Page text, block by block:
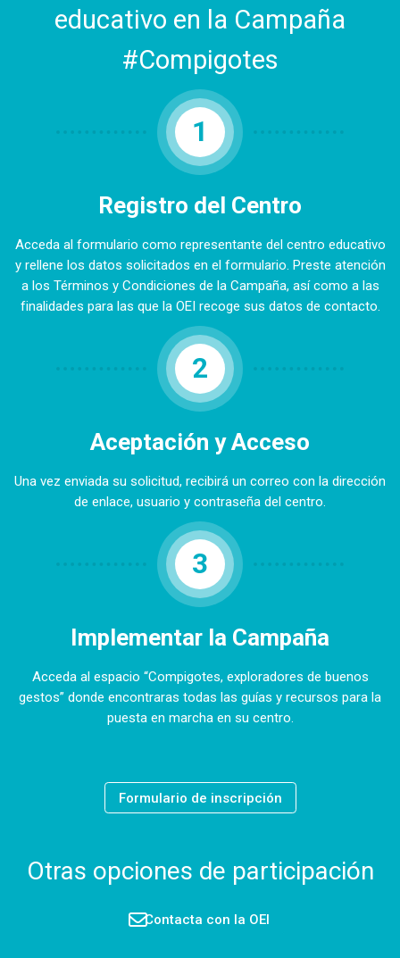
educativo en la Campaña
#Compigotes
1
Registro del Centro
Acceda al formulario como representante del centro educativo
y rellene los datos solicitados en el formulario. Preste atención
a los Términos y Condiciones de la Campaña, así como a las
finalidades para las que la OEI recoge sus datos de contacto.
2
Aceptación y Acceso
Una vez enviada su solicitud, recibirá un correo con la dirección
de enlace, usuario y contraseña del centro.
3
Implementar la Campaña
Acceda al espacio “Compigotes, exploradores de buenos
gestos” donde encontraras todas las guías y recursos para la
puesta en marcha en su centro.
Formulario de inscripción
Otras opciones de participación
Contacta con la OEI